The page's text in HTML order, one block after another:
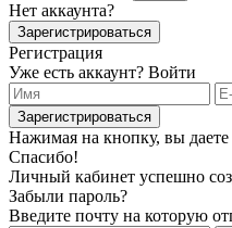
Нет аккаунта?
Зарегистрироваться
Регистрация
Уже есть аккаунт? Войти
Зарегистрироваться
Нажимая на кнопку, вы даете
Спасибо!
Личный кабинет успешно
Забыли пароль?
Введите почту на которую